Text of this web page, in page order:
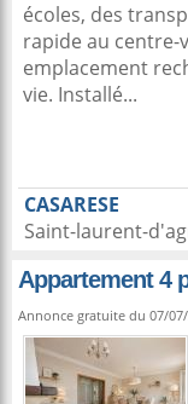
écoles, des
rapide au
emplacement
vie. Installé...
CASARESE
Saint-laurent-
Appartement 4
Annonce gratuite du 07/07/